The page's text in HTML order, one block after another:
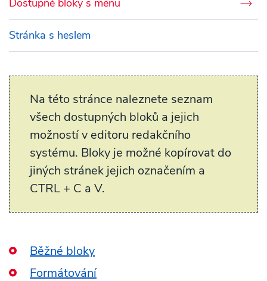
Dostupné bloky s menu
Stránka s heslem
Na této stránce naleznete seznam
všech dostupných bloků a jejich
možností v editoru redakčního
systému. Bloky je možné kopírovat do
jiných stránek jejich označením a
CTRL + C a V.
Běžné bloky
Formátování